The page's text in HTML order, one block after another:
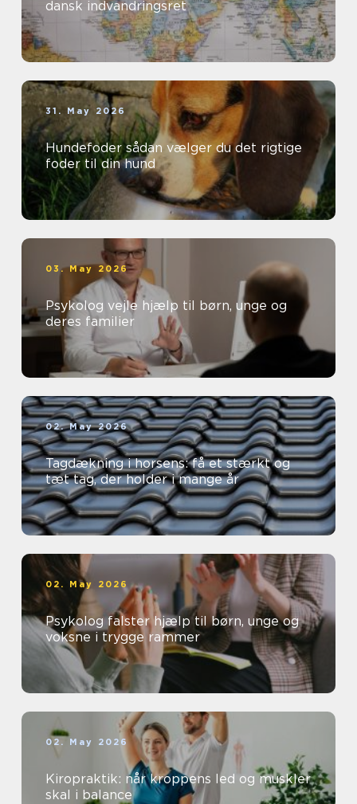
dansk indvandringsret
31. May 2026
Hundefoder sådan vælger du det rigtige
foder til din hund
03. May 2026
Psykolog vejle hjælp til børn, unge og
deres familier
02. May 2026
Tagdækning i horsens: få et stærkt og
tæt tag, der holder i mange år
02. May 2026
Psykolog falster hjælp til børn, unge og
voksne i trygge rammer
02. May 2026
Kiropraktik: når kroppens led og muskler
skal i balance